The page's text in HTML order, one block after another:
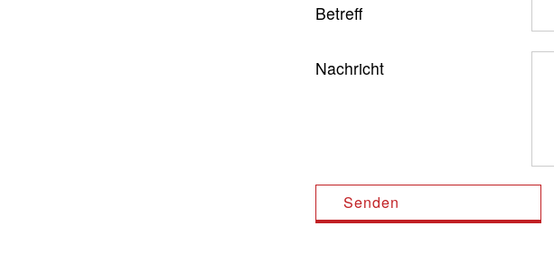
Betreff
Nachricht